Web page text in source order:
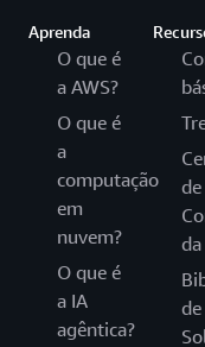
Aprenda
O que é
a AWS?
O que é
a
computação
em
nuvem?
O que é
a IA
agêntica?
de
da
de